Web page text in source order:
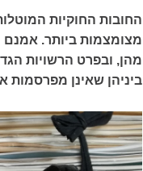
החובות החוקיות
מצומצמות ביותר. אמנם
מהן, ובפרט הרשויות
ביניהן שאינן מפרסמות